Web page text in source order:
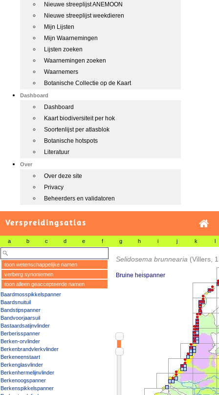
Nieuwe streeplijst ANEMOON
Nieuwe streeplijst weekdieren
Mijn Lijsten
Mijn Waarnemingen
Lijsten zoeken
Waarnemingen zoeken
Waarnemers
Botanische Collectie op de Kaart
Dashboard
Dashboard
Kaart biodiversiteit per hok
Soortenlijst per atlasblok
Botanische hotspots
Literatuur
Over
Over deze site
Privacy
Beheerders en validatoren
Verspreidingsatlas
a b c d e f g h i j k l
toon wetenschappelijke namen
verberg synoniemen
toon alleen geaccepteerde namen
Baardmosspikkelspanner
Baardsnuituil
Bandstipspanner
Bandvoorjaarsuil
Bastaardsatijnvlinder
Berberisspanner
Berken-orvlinder
Berkenbrandvlerkvlinder
Berkeneenstaart
Berkenglasvlinder
Berkenhermelijnvlinder
Berkenoogspanner
Berkenspikkelspanner
Selidosema brunnearia (Villers,
Bruine heispanner